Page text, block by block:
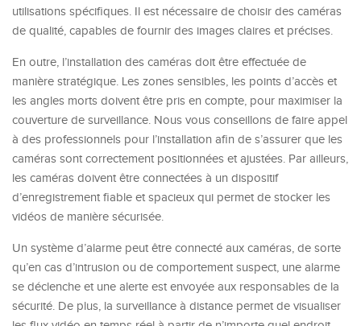
utilisations spécifiques. Il est nécessaire de choisir des caméras
de qualité, capables de fournir des images claires et précises.
En outre, l’installation des caméras doit être effectuée de
manière stratégique. Les zones sensibles, les points d’accès et
les angles morts doivent être pris en compte, pour maximiser la
couverture de surveillance. Nous vous conseillons de faire appel
à des professionnels pour l’installation afin de s’assurer que les
caméras sont correctement positionnées et ajustées. Par ailleurs,
les caméras doivent être connectées à un dispositif
d’enregistrement fiable et spacieux qui permet de stocker les
vidéos de manière sécurisée.
Un système d’alarme peut être connecté aux caméras, de sorte
qu’en cas d’intrusion ou de comportement suspect, une alarme
se déclenche et une alerte est envoyée aux responsables de la
sécurité. De plus, la surveillance à distance permet de visualiser